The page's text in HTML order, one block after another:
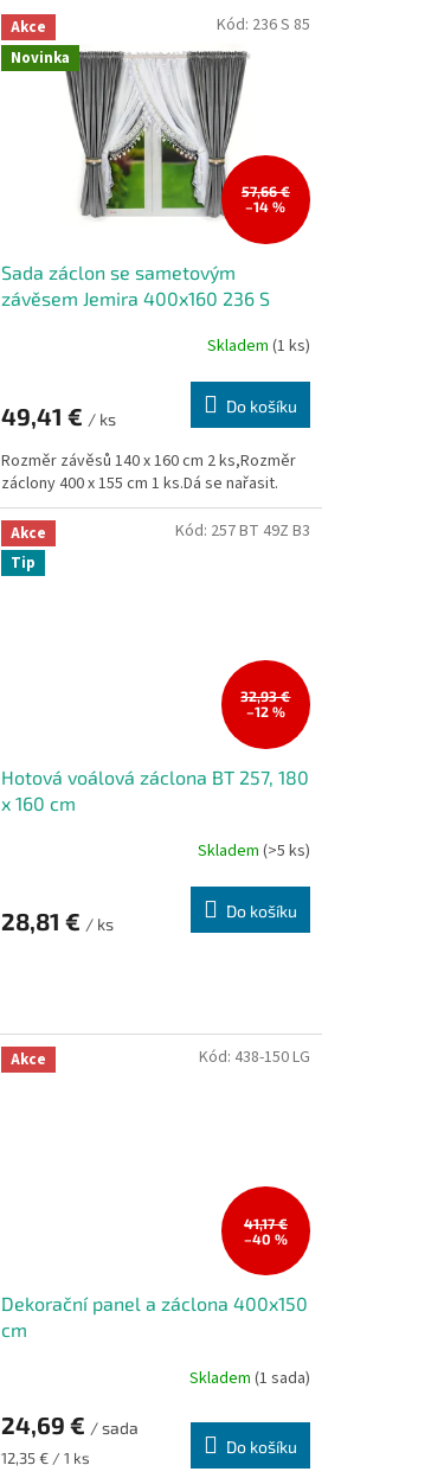
Akce
Novinka
57,66 €
–14 %
Sada záclon se sametovým
závěsem Jemira 400x160 236 S
Skladem (1 ks)
49,41 € / ks
Do košíku
Rozměr závěsů 140 x 160 cm 2 ks,Rozměr
záclony 400 x 155 cm 1 ks.Dá se nařasit.
Kód: 236 S 85
Akce
Tip
32,93 €
–12 %
Hotová voálová záclona BT 257, 180
x 160 cm
Skladem (>5 ks)
28,81 € / ks
Do košíku
Kód: 257 BT 49Z B3
Akce
41,17 €
–40 %
Dekorační panel a záclona 400x150
cm
Skladem (1 sada)
24,69 € / sada
Měrná
12,35 € / 1 ks
Do košíku
Kód: 438-150 LG